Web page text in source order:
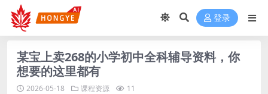
登录
某宝上卖268的小学初中全科辅导资料，你
想要的这里都有
2026-05-18 课程资源 11